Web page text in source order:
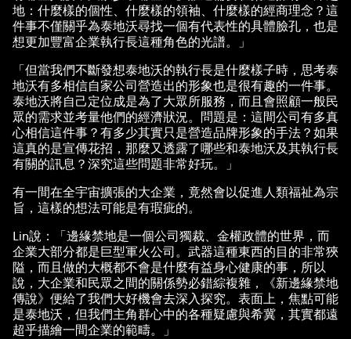
地：什麼樣的個性、什麼樣的領袖、什麼樣的經商理念？這
件事不僅關乎為泰地沃尋找一個有代表性的具體臉孔，也是
想更加豐富企業執行長這種角色的光譜。」
「但當我們不斷發想泰地沃的執行長是什麼樣子時，思考泰
地沃有多相信自家公司營造出的形象也是很有趣的一件事。
泰地沃將自己定位成是為了大眾所服務，而且會照顧一般民
眾的需求並考量他們的經濟狀況。問題是：這間公司有多真
心相信這件事？有多少其實只是營造品牌形象的手法？如果
這真的是宣傳花招，那麼又透露了哪些和泰地沃及其執行長
有關的訊息？深究這些問題非常好玩。」
有一間在全宇宙擴張的大企業，竟然會以促進人類福祉為宗
旨，這樣的想法可能是有瑕疵的。
Lin說：「邊緣禁地是一個公司獨裁、金權政體的世界，而
企業大部分都是巨型軍火公司。武器這種東西的目的非常狹
隘，而且做的大概都不會是什麼有益身心健康的事，所以
說，大企業和民眾之間的關係勢必錯綜複雜，《新邊緣禁地
傳說》便給了我們大好機會去深入探究。表面上，焦點可能
是泰地沃，但我們主角群心中的各種疑慮與希冀，其實都遠
超乎描繪一間企業的範疇。」